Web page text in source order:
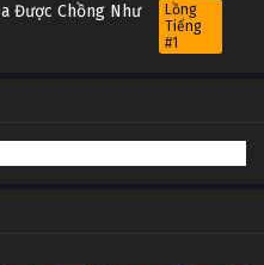
Được Chồng Như
Lồng
Tiếng
#1
#1
Được Chồng Như
Lồng